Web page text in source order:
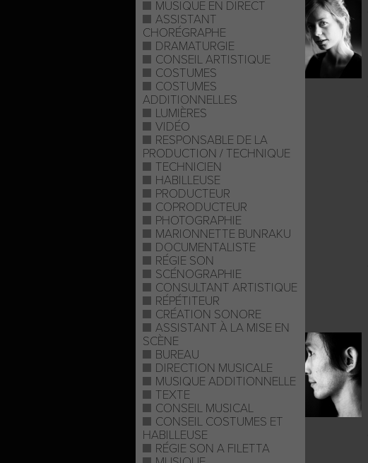
MUSIQUE EN DIRECT
ASSISTANT
CHORÉGRAPHE
DRAMATURGIE
CONSEIL ARTISTIQUE
COSTUMES
COSTUMES
ADDITIONNELLES
LUMIÈRES
VIDÉO
RESPONSABLE DE LA
PRODUCTION / TECHNIQUE
TECHNICIEN
HABILLEUSE
PRODUCTEUR
COPRODUCTEUR
PHOTOGRAPHIE
MARIONNETTE BUNRAKU
DOCUMENTALISTE
RÉGIE SON
SCÉNOGRAPHIE
CONSULTANT ARTISTIQUE
RÉPÉTITEUR
CRÉATION SONORE
ASSISTANT À LA MISE EN
SCÈNE
BUREAU
DIRECTION MUSICALE
MUSIQUE ADDITIONNELLE
TEXTE
CONSEIL MUSICAL
CONSEIL COSTUMES ET
HABILLEUSE
RÉGIE SON A FILETTA